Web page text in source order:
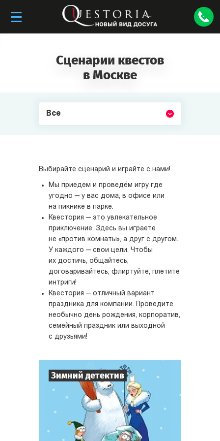
Сценарии квестов
в Москве
Все
Выбирайте сценарий и играйте с нами!
Мы приедем и проведём игру где
угодно — у вас дома, в офисе или
на пикнике в парке.
Квестория — это увлекательное
приключение. Здесь вы играете
не «против комнаты», а друг с другом.
У каждого — свои цели. Чтобы
их достичь, общайтесь,
договаривайтесь, флиртуйте, плетите
интриги!
Квестория — отличный вариант
праздника для компании. Проведите
необычно день рождения, корпоратив,
семейный праздник или выходной
с друзьями!
Зимний детектив
Игроков 10
Время игры 1-2 ч.